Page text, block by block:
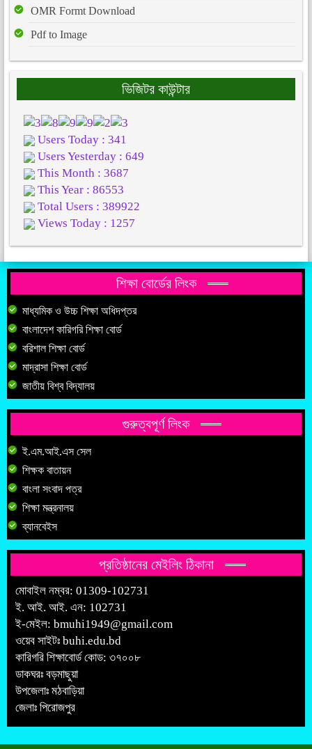
OMR Formt Download
Pdf to Image
ভিজিটর কাউন্টার
Users Today : 341
Users Yesterday : 649
This Month : 3687
This Year : 86553
Total Users : 389922
Views Today : 1257
শিক্ষা বোর্ডের লিংক
মাধ্যমিক ও উচ্চ শিক্ষা অধিদপ্তর
বাংলাদেশ কারিগরি শিক্ষা বোর্ড
বরিশাল শিক্ষা বোর্ড
মাদ্রাসা শিক্ষা বোর্ড
জাতীয় বিশ্ব বিদ্যালয়
গুরুত্বপূর্ণ লিংক
ই.এম.আই.এস সেল
শিক্ষক বাতায়ন
বাংলা সংবাদ পত্র
শিক্ষা মন্ত্রনালয়
ব্যানবেইস
প্রতিষ্ঠানের মেইলিং ঠিকানা
মোবাইল নম্বর: 01309-102731
ই. আই. আই. এন: 102731
ই-মেইল: bmuhi1949@gmail.com
ওয়েব সাইটঃ buhi.edu.bd
কারিগরি শিক্ষাবোর্ড কোড: ৩৭০০৮
ডাকঘরঃ বড়মাছুয়া
উপজেলাঃ মঠবাড়িয়া
জেলাঃ পিরোজপুর